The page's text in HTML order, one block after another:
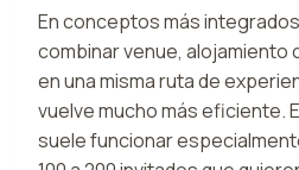
En conceptos más
combinar venue, alojamiento
en una misma ruta de
vuelve mucho más eficiente.
suele funcionar